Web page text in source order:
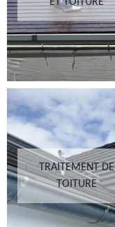
TRAITEMENT DE
TOITURE